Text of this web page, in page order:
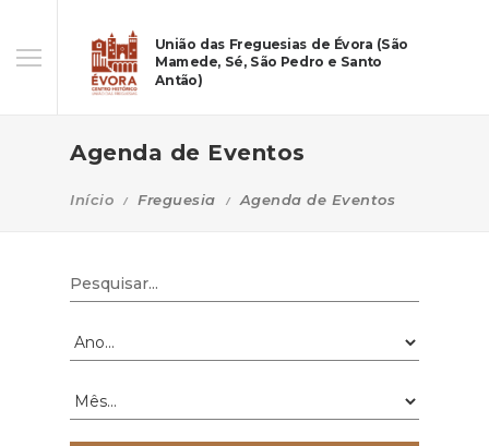
União das Freguesias de Évora (São
Mamede, Sé, São Pedro e Santo
Antão)
Agenda de Eventos
Início Freguesia Agenda de Eventos